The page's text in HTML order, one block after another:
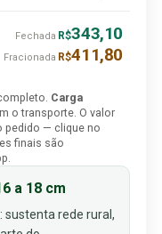
Fechada R$343,10
Fracionada R$411,80
Carga
o transporte. O valor
pedido — clique no
finais são
a 18 cm
sustenta rede rural,